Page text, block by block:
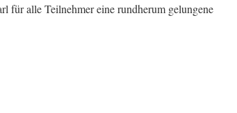
für alle Teilnehmer eine rundherum gelungene